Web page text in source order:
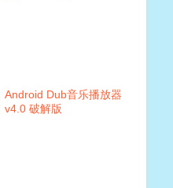
Android Dub音乐播放器
v4.0 破解版